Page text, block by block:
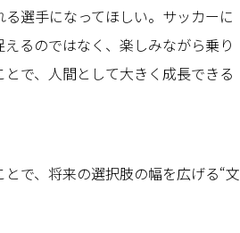
選手になってほしい。サッカーに
るのではなく、楽しみながら乗り
で、人間として大きく成長できる
で、将来の選択肢の幅を広げる“文